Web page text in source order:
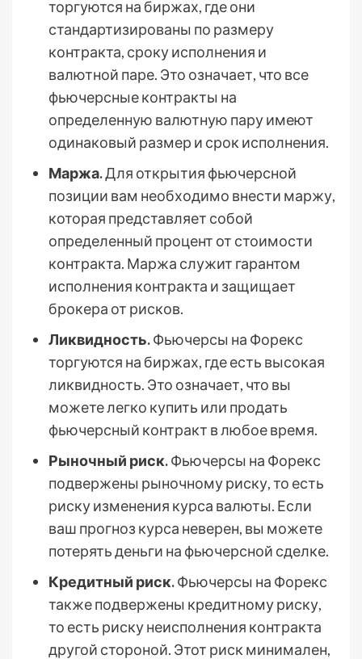
торгуются на биржах, где они
стандартизированы по размеру
контракта, сроку исполнения и
валютной паре. Это означает, что все
фьючерсные контракты на
определенную валютную пару имеют
одинаковый размер и срок исполнения.
Маржа.Для открытия фьючерсной
позиции вам необходимо внести маржу,
которая представляет собой
определенный процент от стоимости
контракта. Маржа служит гарантом
исполнения контракта и защищает
брокера от рисков.
Ликвидность.Фьючерсы на Форекс
торгуются на биржах, где есть высокая
ликвидность. Это означает, что вы
можете легко купить или продать
фьючерсный контракт в любое время.
Рыночный риск.Фьючерсы на Форекс
подвержены рыночному риску, то есть
риску изменения курса валюты. Если
ваш прогноз курса неверен, вы можете
потерять деньги на фьючерсной сделке.
Кредитный риск.Фьючерсы на Форекс
также подвержены кредитному риску,
то есть риску неисполнения контракта
другой стороной. Этот риск минимален,